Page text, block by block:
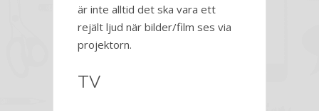
är inte alltid det ska vara ett
rejält ljud när bilder/film ses via
projektorn.
TV